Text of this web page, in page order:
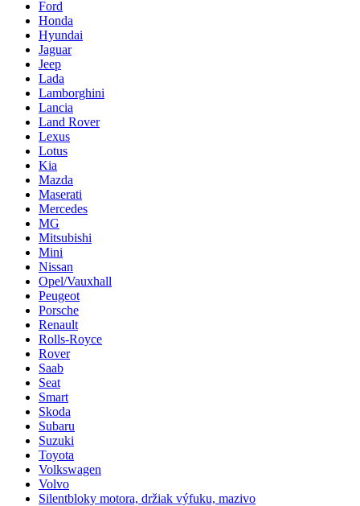
Ford
Honda
Hyundai
Jaguar
Jeep
Lada
Lamborghini
Lancia
Land Rover
Lexus
Lotus
Kia
Mazda
Maserati
Mercedes
MG
Mitsubishi
Mini
Nissan
Opel/Vauxhall
Peugeot
Porsche
Renault
Rolls-Royce
Rover
Saab
Seat
Smart
Skoda
Subaru
Suzuki
Toyota
Volkswagen
Volvo
Silentbloky motora, držiak výfuku, mazivo